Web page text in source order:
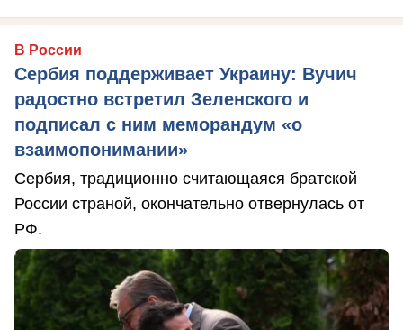
В России
Сербия поддерживает Украину: Вучич
радостно встретил Зеленского и
подписал с ним меморандум «о
взаимопонимании»
Сербия, традиционно считающаяся братской
России страной, окончательно отвернулась от
РФ.